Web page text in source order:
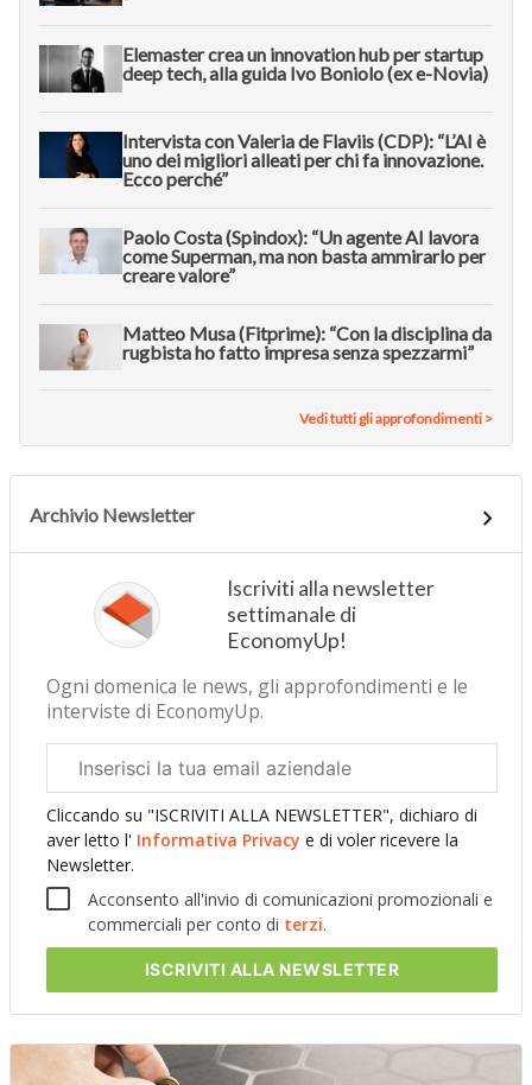
Elemaster crea un innovation hub per startup
deep tech, alla guida Ivo Boniolo (ex e-Novia)
Intervista con Valeria de Flaviis (CDP): “L’AI è
uno dei migliori alleati per chi fa innovazione.
Ecco perché”
Paolo Costa (Spindox): “Un agente AI lavora
come Superman, ma non basta ammirarlo per
creare valore”
Matteo Musa (Fitprime): “Con la disciplina da
rugbista ho fatto impresa senza spezzarmi”
Vedi tutti gli approfondimenti >
Archivio Newsletter
Iscriviti alla newsletter
settimanale di
EconomyUp!
Ogni domenica le news, gli approfondimenti e le
interviste di EconomyUp.
aziendale
Cliccando su "ISCRIVITI ALLA NEWSLETTER", dichiaro di
aver letto l' Informativa Privacy e di voler ricevere la
Newsletter.
Acconsento all'invio di comunicazioni promozionali e
commerciali per conto di terzi.
ISCRIVITI ALLA NEWSLETTER